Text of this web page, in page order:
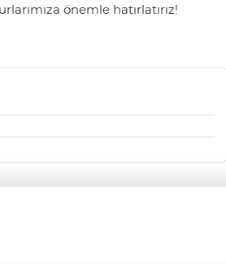
önemle hatırlatırız!